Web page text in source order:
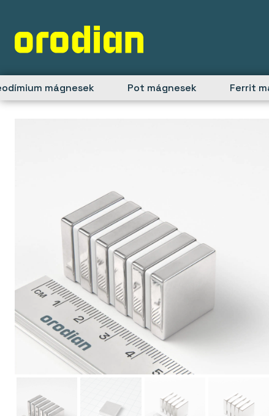
content
mágnesek Pot mágnesek Ferrit